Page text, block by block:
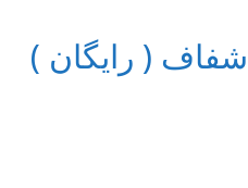
( رایگان )